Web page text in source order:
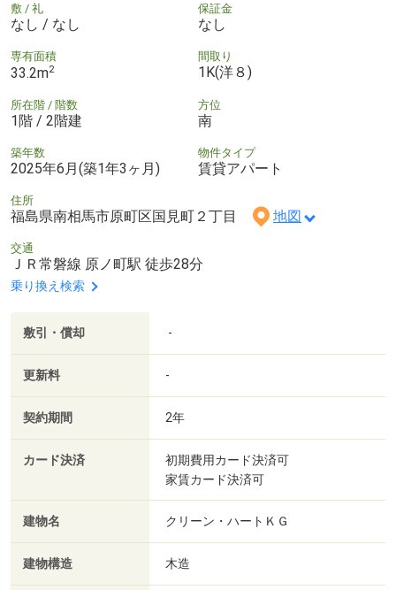
敷 / 礼
なし / なし
保証金
なし
専有面積
33.2m2
間取り
1K(洋８)
所在階 / 階数
1階 / 2階建
方位
南
築年数
2025年6月(築1年3ヶ月)
物件タイプ
賃貸アパート
住所
福島県南相馬市原町区国見町２丁目 地図
交通
ＪＲ常磐線 原ノ町駅 徒歩28分
乗り換え検索
敷引・償却 -
更新料 -
契約期間 2年
カード決済
初期費用カード決済可
家賃カード決済可
建物名 クリーン・ハートＫＧ
建物構造 木造